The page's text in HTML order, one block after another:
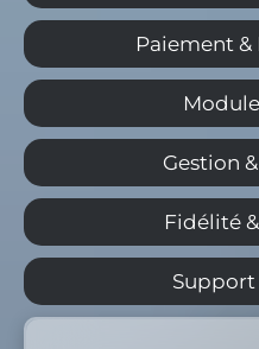
Paiement &
Gestion
Fidélité
Support